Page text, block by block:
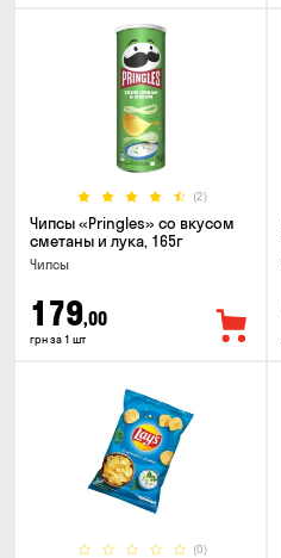
(2)
Чипсы «Pringles» со вкусом
сметаны и лука, 165г
Чипсы
179,00
грн за 1 шт
(0)